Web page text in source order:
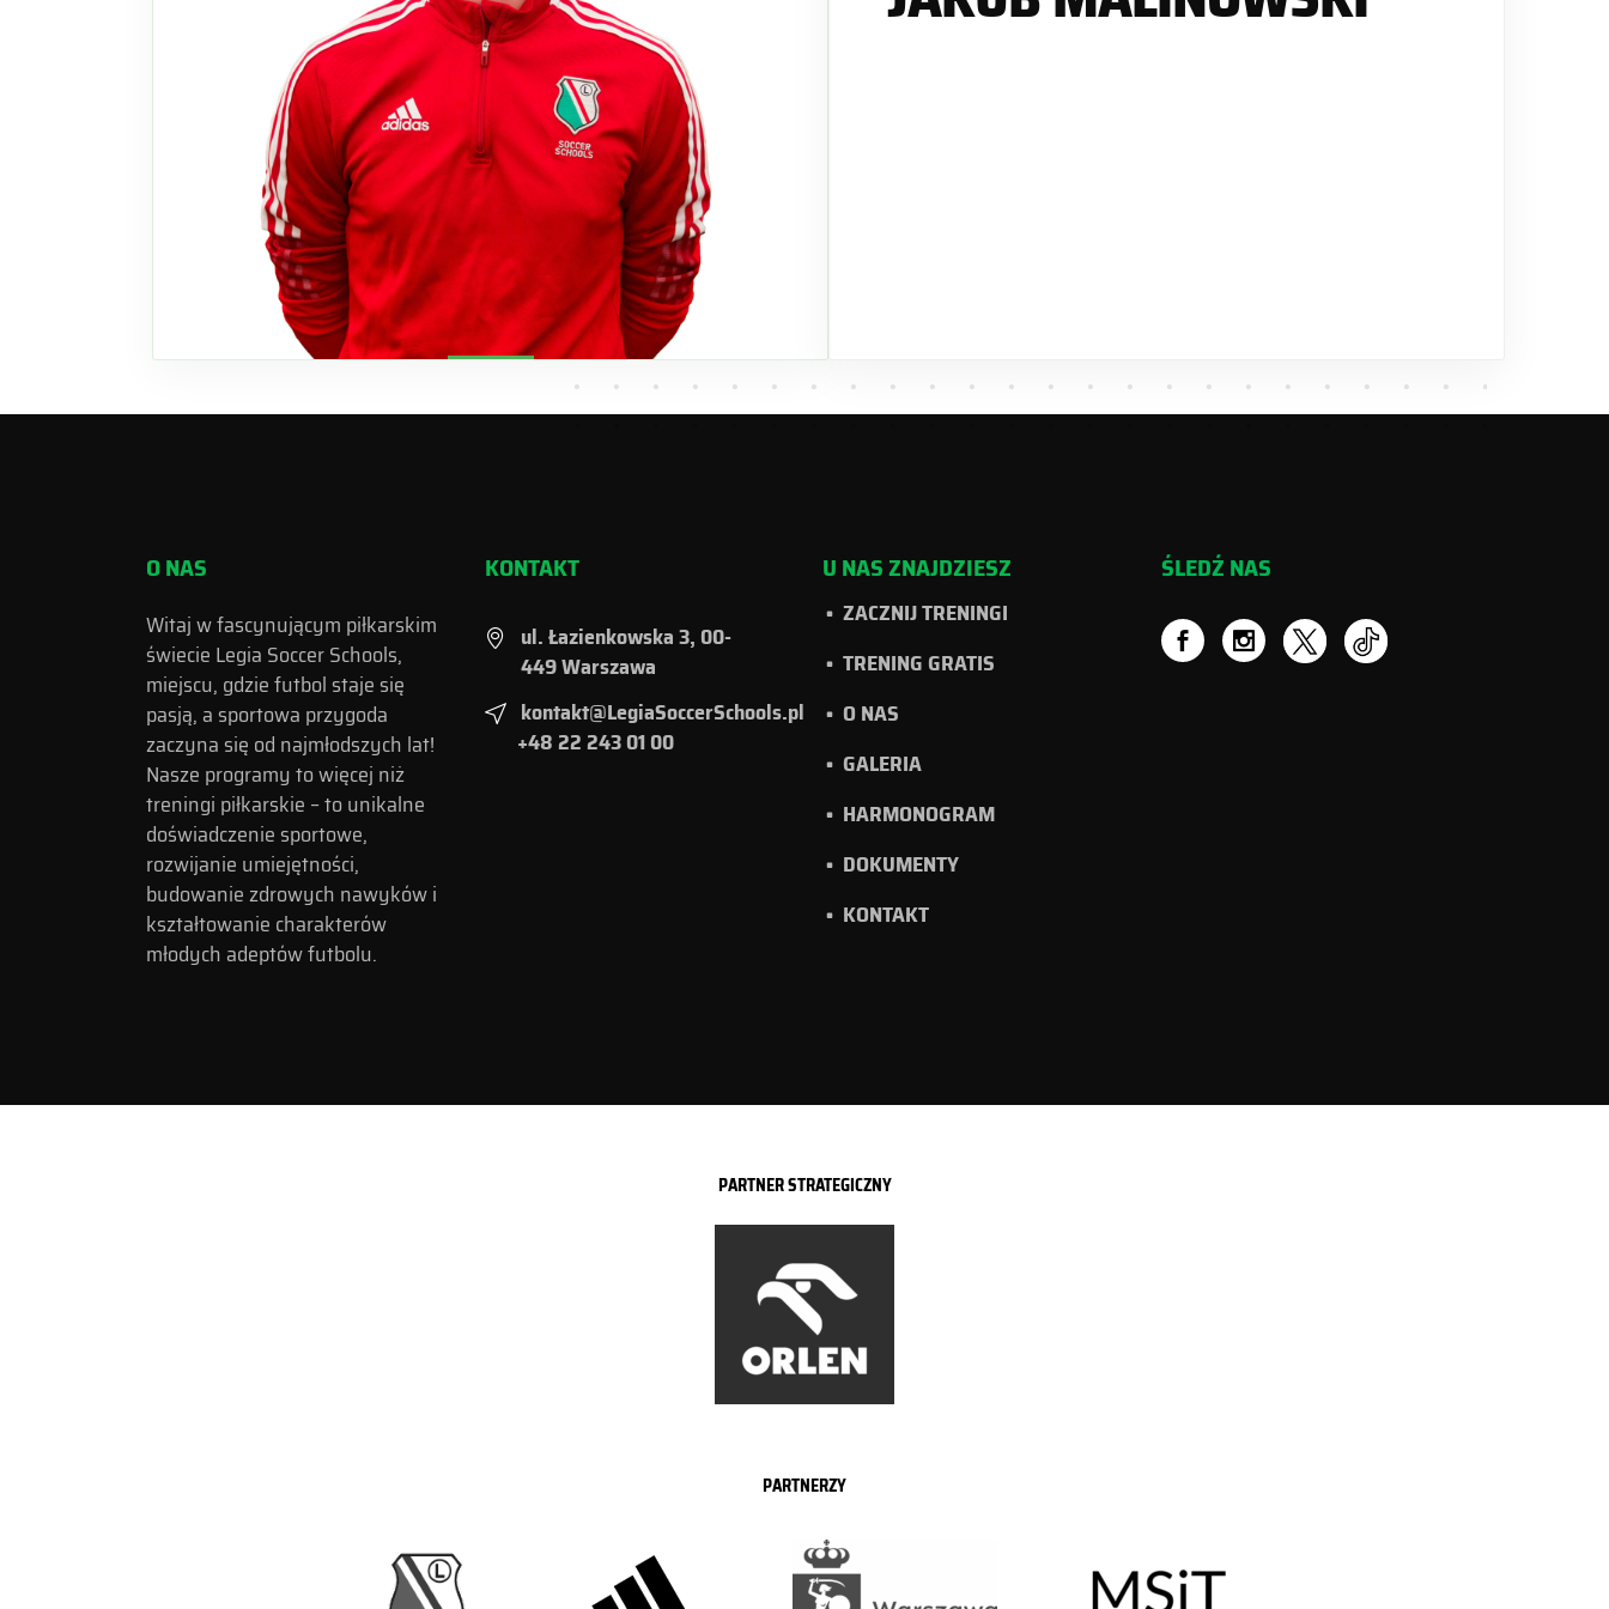
O NAS
Witaj w fascynującym piłkarskim
świecie Legia Soccer Schools,
miejscu, gdzie futbol staje się
pasją, a sportowa przygoda
zaczyna się od najmłodszych lat!
Nasze programy to więcej niż
treningi piłkarskie – to unikalne
doświadczenie sportowe,
rozwijanie umiejętności,
budowanie zdrowych nawyków i
kształtowanie charakterów
młodych adeptów futbolu.
KONTAKT
ul. Łazienkowska 3, 00-
449 Warszawa
kontakt@LegiaSoccerSchools.pl
+48 22 243 01 00
U NAS ZNAJDZIESZ
ZACZNIJ TRENINGI
TRENING GRATIS
O NAS
GALERIA
HARMONOGRAM
DOKUMENTY
KONTAKT
ŚLEDŹ NAS
PARTNER STRATEGICZNY
PARTNERZY